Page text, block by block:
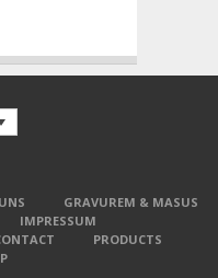
GRAVUREM & MASUS
IMPRESSUM
PRODUCTS